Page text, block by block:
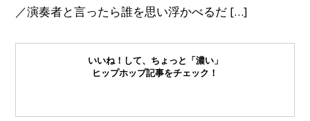
／演奏者と言ったら誰を思い浮かべるだ […]
いいね！して、ちょっと「濃い」
ヒップホップ記事をチェック！